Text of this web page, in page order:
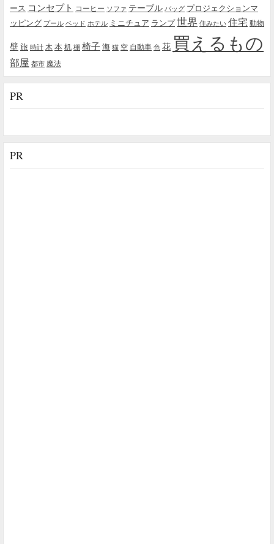
ース コンセプト コーヒー ソファ テーブル バッグ プロジェクションマ
ッピング プール ベッド ホテル ミニチュア ランプ世界 住みたい 住宅 動物
壁旅 時計 木 本机 棚 椅子海 猫 空 自動車 色 花 買えるもの
部屋 都市 魔法
PR
PR